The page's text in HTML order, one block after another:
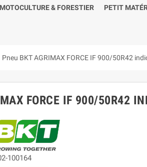
MOTOCULTURE & FORESTIER PETIT
Pneu BKT AGRIMAX FORCE IF 900/50R42
FORCE IF 900/50R42
100164